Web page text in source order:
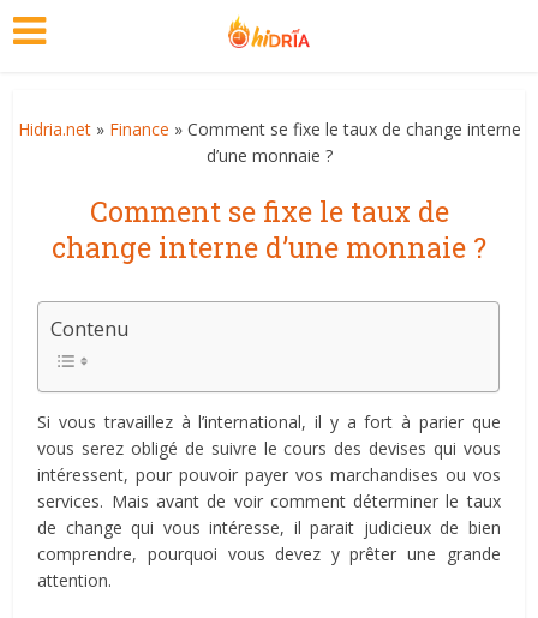
Hidria.net» Finance » Comment se fixe le taux de change interne
d’une monnaie ?
Comment se fixe le taux de
change interne d’une monnaie ?
Contenu
Si vous travaillez à l’international, il y a fort à parier que
vous serez obligé de suivre le cours des devises qui vous
intéressent, pour pouvoir payer vos marchandises ou vos
services. Mais avant de voir comment déterminer le taux
de change qui vous intéresse, il parait judicieux de bien
comprendre, pourquoi vous devez y prêter une grande
attention.